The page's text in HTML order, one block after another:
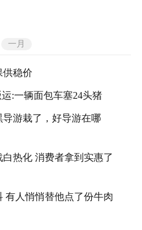
一月
供稳价
:一辆面包车塞24头猪
游栽了，好导游在哪
热化 消费者拿到实惠了
有人悄悄替他点了份牛肉